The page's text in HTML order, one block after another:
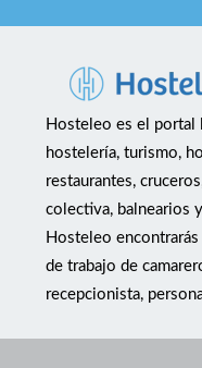
Hosteleo es el portal
hostelería, turismo,
restaurantes,
colectiva, balnearios
Hosteleo
de trabajo de
recepcionista,